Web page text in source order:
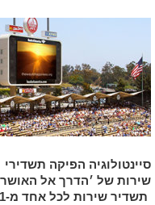
סיינטולוגיה הפיקה תשדירי
שירות של ׳הדרך אל
תשדיר